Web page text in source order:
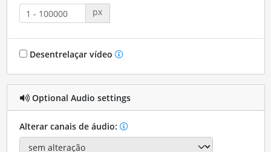
px
Desentrelaçar vídeo
Optional Audio settings
Alterar canais de áudio: